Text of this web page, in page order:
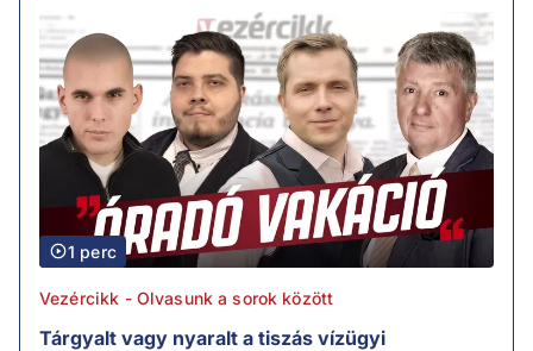
1 perc
Vezércikk - Olvasunk a sorok között
Tárgyalt vagy nyaralt a tiszás vízügyi